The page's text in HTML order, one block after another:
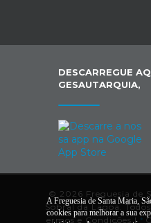
DESCARREGUE
GESAUTARQUIA,
© 2026 Freguesia de
Sobral da Lagoa.
ermos e Condições | *
A Freguesia de Santa Maria,
cookies para melhorar a sua